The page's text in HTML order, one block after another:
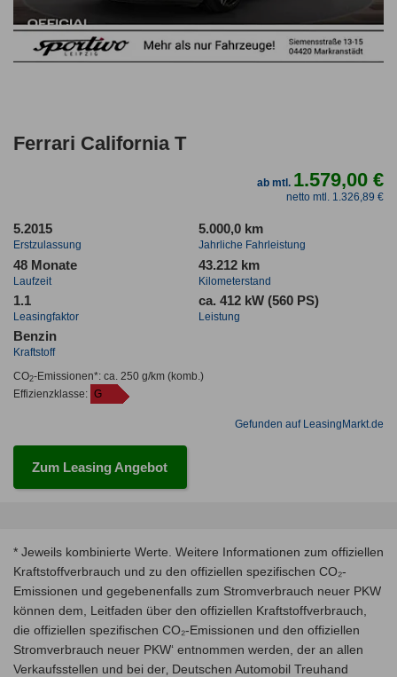
Ferrari California T
ab mtl. 1.579,00 €
netto mtl. 1.326,89 €
5.2015
Erstzulassung
5.000,0 km
Jahrliche Fahrleistung
48 Monate
Laufzeit
43.212 km
Kilometerstand
1.1
Leasingfaktor
ca. 412 kW (560 PS)
Leistung
Benzin
Kraftstoff
CO2-Emissionen*: ca. 250 g/km(komb.)
Effizienzklasse: G
Gefunden auf LeasingMarkt.de
Zum Leasing Angebot
* Jeweils kombinierte Werte. Weitere Informationen zum offiziellen
Kraftstoffverbrauch und zu den offiziellen spezifischen CO₂-
Emissionen und gegebenenfalls zum Stromverbrauch neuer PKW
können dem, Leitfaden über den offiziellen Kraftstoffverbrauch,
die offiziellen spezifischen CO₂-Emissionen und den offiziellen
Stromverbrauch neuer PKW‘ entnommen werden, der an allen
Verkaufsstellen und bei der‚ Deutschen Automobil Treuhand